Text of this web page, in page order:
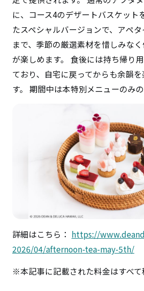
に、コース4のデザートバスケット
たスペシャルバージョンで、アペ
まで、季節の厳選素材を惜しみな
が楽しめます。 食後には持ち帰り
ており、自宅に戻ってからも余韻
す。 期間中は本特別メニューのみの
詳細はこちら： https://
2026/04/afternoon-tea-may-5th/
※本記事に記載された料金はすべて